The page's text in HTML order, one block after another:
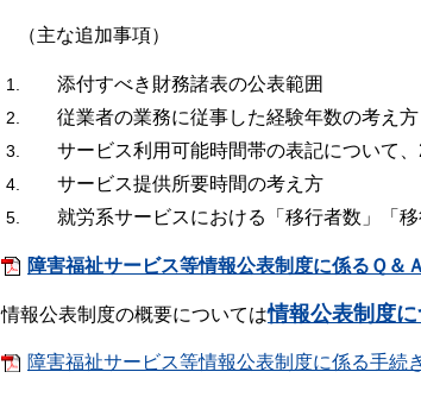
（主な追加事項）
添付すべき財務諸表の公表範囲
従業者の業務に従事した経験年数の考え方
サービス利用可能時間帯の表記について
サービス提供所要時間の考え方
就労系サービスにおける「移行者数」「
障害福祉サービス等情報公表制度に係るＱ＆
情報公表制度の概要については情報公表制度
障害福祉サービス等情報公表制度に係る手続